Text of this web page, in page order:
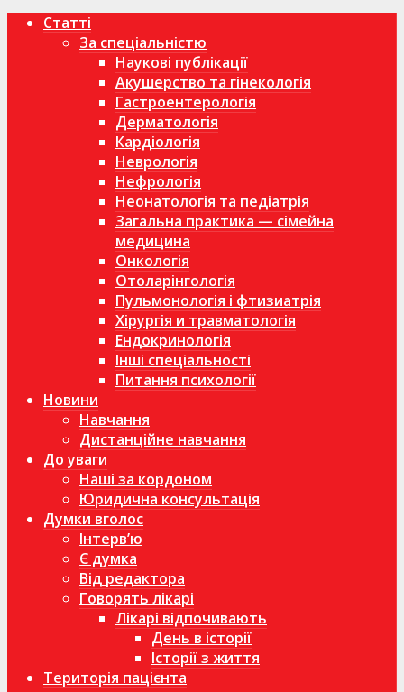
Статті
За спеціальністю
Наукові публікації
Акушерство та гінекологія
Гастроентерологія
Дерматологія
Кардіологія
Неврологія
Нефрологія
Неонатологія та педіатрія
Загальна практика — сімейна
медицина
Онкологія
Отоларінгологія
Пульмонологія і фтизиатрія
Хірургія и травматологія
Ендокринологія
Інші спеціальності
Питання психології
Новини
Навчання
Дистанційне навчання
До уваги
Наші за кордоном
Юридична консультація
Думки вголос
Інтерв’ю
Є думка
Від редактора
Говорять лікарі
Лікарі відпочивають
День в історії
Історії з життя
Територія пацієнта